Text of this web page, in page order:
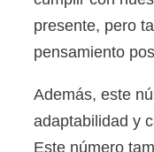
presente, pero
pensamiento
Además, este
adaptabilidad y
Este número